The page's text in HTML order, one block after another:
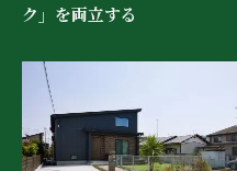
ク」を両立する